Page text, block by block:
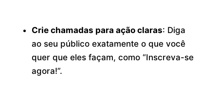
Crie chamadas para ação claras: Diga
ao seu público exatamente o que você
quer que eles façam, como “Inscreva-se
agora!”.